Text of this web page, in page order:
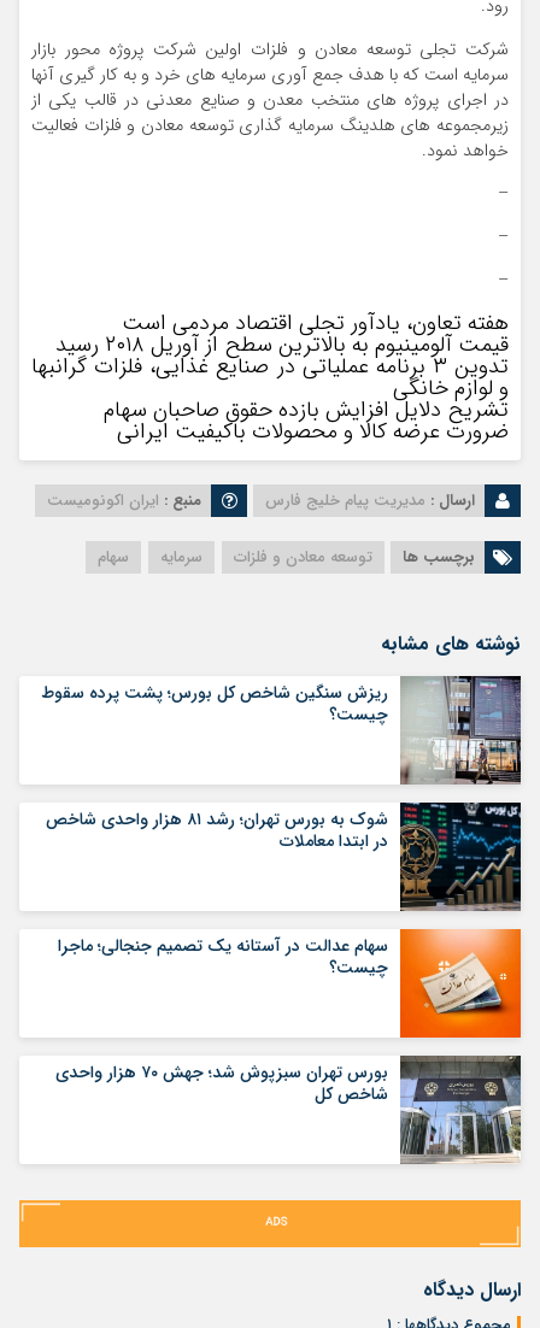
رود.
شرکت تجلی توسعه معادن و فلزات اولین شرکت پروژه محور بازار
سرمایه است که با هدف جمع آوری سرمایه های خرد و به کار گیری آنها
در اجرای پروژه های منتخب معدن و صنایع معدنی در قالب یکی از
زیرمجموعه های هلدینگ سرمایه گذاری توسعه معادن و فلزات فعالیت
خواهد نمود.
–
–
–
هفته تعاون، یادآور تجلی اقتصاد مردمی است
قیمت آلومینیوم به بالاترین سطح از آوریل ۲۰۱۸ رسید
تدوین ۳ برنامه عملیاتی در صنایع غذایی، فلزات گرانبها
و لوازم خانگی
تشریح دلایل افزایش بازده حقوق صاحبان سهام
ضرورت عرضه کالا و محصولات باکیفیت ایرانی
ارسال : مدیریت پیام خلیج فارس منبع : ایران اکونومیست
برچسب ها توسعه معادن و فلزات سرمایه سهام
نوشته های مشابه
ریزش سنگین شاخص کل بورس؛ پشت پرده سقوط
چیست؟
شوک به بورس تهران؛ رشد ۸۱ هزار واحدی شاخص
در ابتدا معاملات
سهام عدالت در آستانه یک تصمیم جنجالی؛ ماجرا
چیست؟
بورس تهران سبزپوش شد؛ جهش ۷۰ هزار واحدی
شاخص کل
ارسال دیدگاه